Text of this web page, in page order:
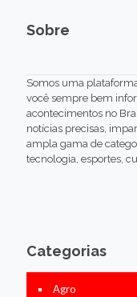
Sobre
Somos uma
você sempre bem
acontecimentos no
notícias precisas,
ampla gama de
tecnologia, esportes,
Categorias
Agro